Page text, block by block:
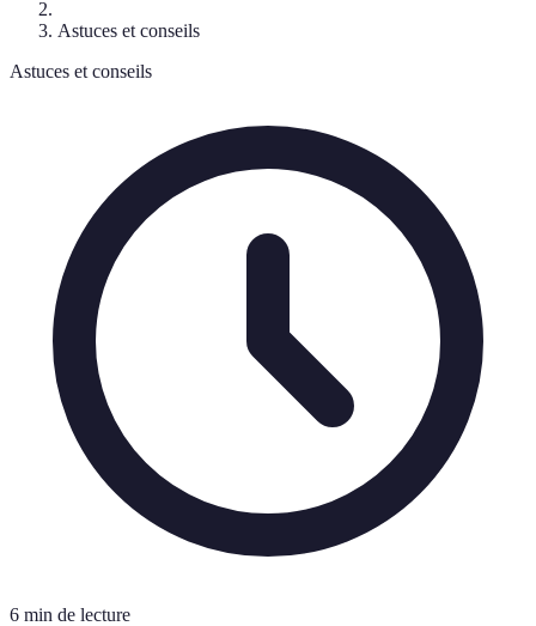
Astuces et conseils
Astuces et conseils
6 min de lecture